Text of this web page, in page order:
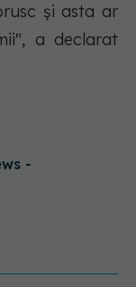
și asta ar
a declarat
-